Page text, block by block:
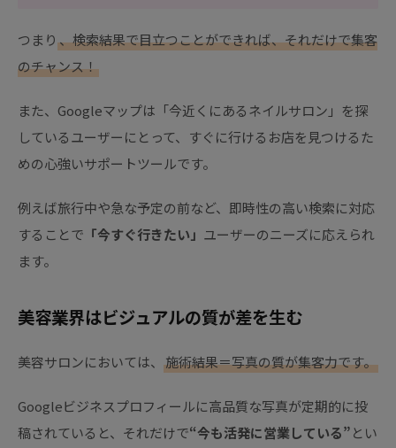
つまり 、検索結果で目立つことができれば、それだけで集客
のチャンス！
また、Googleマップは「今近くにあるネイルサロン」を探
しているユーザーにとって、すぐに行けるお店を見つけるた
めの心強いサポートツールです。
例えば旅行中や急な予定の前など、即時性の高い検索に対応
することで 「今すぐ行きたい」 ユーザーのニーズに応えられ
ます。
美容業界はビジュアルの質が差を生む
美容サロンにおいては、 施術結果＝写真の質が集客力です。
Googleビジネスプロフィールに高品質な写真が定期的に投
稿されていると、それだけで“今も活発に営業している”とい